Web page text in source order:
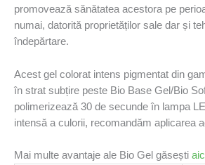
promovează sănătatea acestora pe
numai, datorită proprietăților sale dar și
îndepărtare.
Acest gel colorat intens pigmentat din
în strat subțire peste Bio Base Gel/Bio
polimerizează 30 de secunde în lampa
intensă a culorii, recomandăm aplicarea
Mai multe avantaje ale Bio Gel găsești